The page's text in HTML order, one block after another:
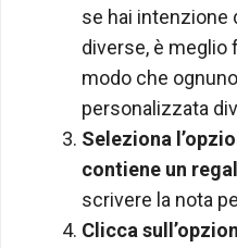
se hai intenzione
diverse, è meglio
modo che
personalizzata
Seleziona
contiene un
scrivere la nota
Clicca